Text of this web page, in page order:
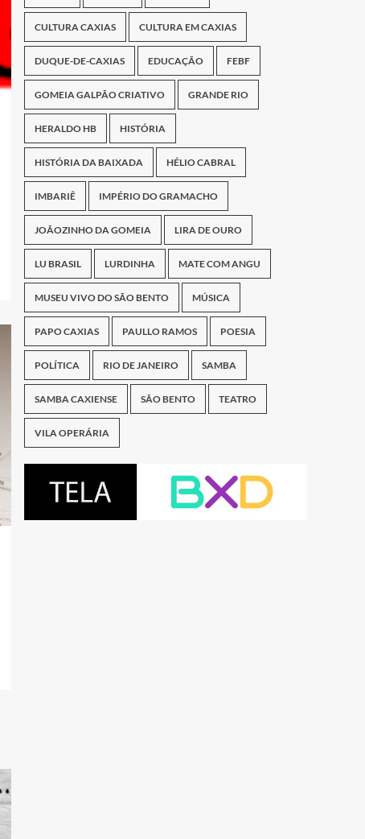
CULTURA CAXIAS CULTURA EM CAXIAS
DUQUE-DE-CAXIAS EDUCAÇÃO FEBF
GOMEIA GALPÃO CRIATIVO GRANDE RIO
HERALDO HB HISTÓRIA
HISTÓRIA DA BAIXADA HÉLIO CABRAL
IMBARIÊ IMPÉRIO DO GRAMACHO
JOÃOZINHO DA GOMEIA LIRA DE OURO
LU BRASIL LURDINHA MATE COM ANGU
MUSEU VIVO DO SÃO BENTO MÚSICA
PAPO CAXIAS PAULLO RAMOS POESIA
POLÍTICA RIO DE JANEIRO SAMBA
SAMBA CAXIENSE SÃO BENTO TEATRO
VILA OPERÁRIA